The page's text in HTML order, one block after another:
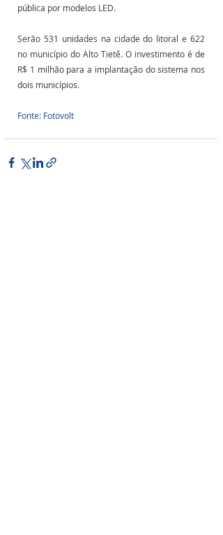
pública por modelos LED.
Serão 531 unidades na cidade do litoral e 622
no município do Alto Tietê. O investimento é de
R$ 1 milhão para a implantação do sistema nos
dois municípios.
Fonte: Fotovolt